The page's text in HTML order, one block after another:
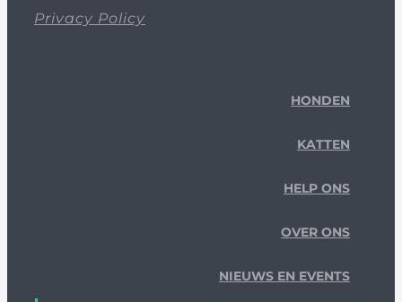
Privacy Policy
HONDEN
KATTEN
HELP ONS
OVER ONS
NIEUWS EN EVENTS